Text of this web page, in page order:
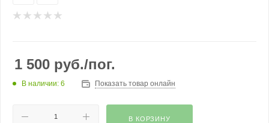
1 500 руб./пог.
В наличии: 6 Показать товар онлайн
В КОРЗИНУ